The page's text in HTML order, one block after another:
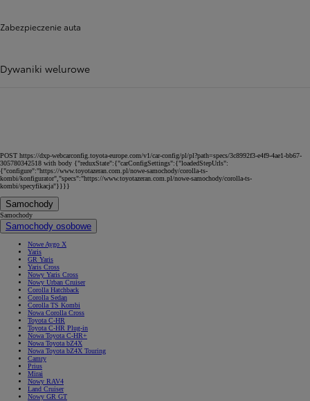
Zabezpieczenie auta
Dywaniki welurowe
POST https://dxp-webcarconfig.toyota-europe.com/v1/car-config/pl/pl?path=specs/3c8992f3-e4f9-4ae1-bb67-
305780342518 with body {"reduxState":{"carConfigSettings":{"loadedStepUrls":
{"configure":"https://www.toyotazeran.com.pl/nowe-samochody/corolla-ts-
kombi/konfigurator","specs":"https://www.toyotazeran.com.pl/nowe-samochody/corolla-ts-
kombi/specyfikacja"}}}}
Samochody
Samochody
Samochody osobowe
Nowe Aygo X
Yaris
GR Yaris
Yaris Cross
Nowy Yaris Cross
Nowy Urban Cruiser
Corolla Hatchback
Corolla Sedan
Corolla TS Kombi
Nowa Corolla Cross
Toyota C-HR
Toyota C-HR Plug-in
Nowa Toyota C-HR+
Nowa Toyota bZ4X
Nowa Toyota bZ4X Touring
Camry
Prius
Mirai
Nowy RAV4
Land Cruiser
Nowy GR GT